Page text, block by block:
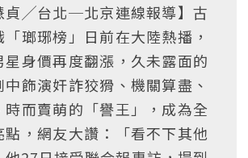
貞╱台北─北京連線報導】古
瑯琊榜」日前在大陸熱播，
星身價再度翻漲，久未露面的
飾演奸詐狡猾、機關算盡、
時而賣萌的「譽王」，成為全
點，網友大讚：「看不下其他